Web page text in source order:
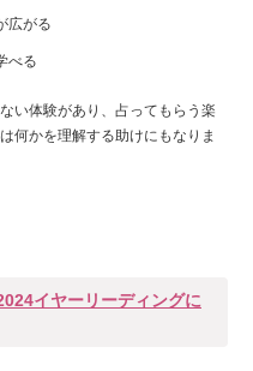
広がる
べる
い体験があり、占ってもらう楽
何かを理解する助けにもなりま
イヤーリーディングに